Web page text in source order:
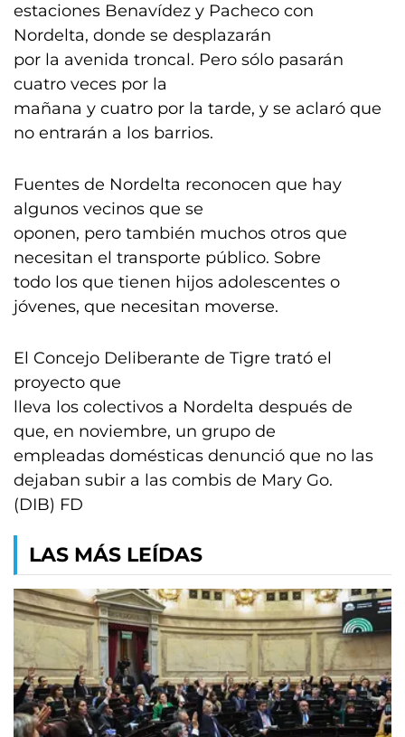
estaciones Benavídez y Pacheco con
Nordelta, donde se desplazarán
por la avenida troncal. Pero sólo pasarán
cuatro veces por la
mañana y cuatro por la tarde, y se aclaró que
no entrarán a los barrios.
Fuentes de Nordelta reconocen que hay
algunos vecinos que se
oponen, pero también muchos otros que
necesitan el transporte público. Sobre
todo los que tienen hijos adolescentes o
jóvenes, que necesitan moverse.
El Concejo Deliberante de Tigre trató el
proyecto que
lleva los colectivos a Nordelta después de
que, en noviembre, un grupo de
empleadas domésticas denunció que no las
dejaban subir a las combis de Mary Go.
(DIB) FD
LAS MÁS LEÍDAS